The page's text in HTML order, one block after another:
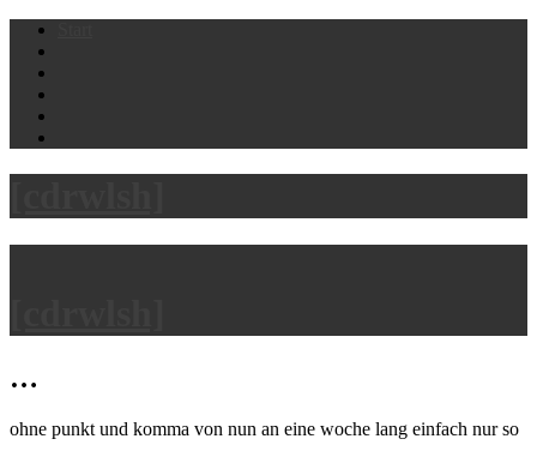
Skip
content
…
ohne punkt und komma von nun an eine woche lang einfach nur so